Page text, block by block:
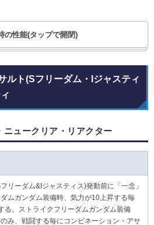
の性能(タップで開閉)
ルト(Sフリーダム・Iジャスティ
ニュークリア・リアクター
リーダム&Iジャスティス)発動前に「一念」
ムガンダム装備時、気力が10上昇する毎
る。ストライクフリーダムガンダム装備
み、戦闘する毎にコンビネーション・アサ